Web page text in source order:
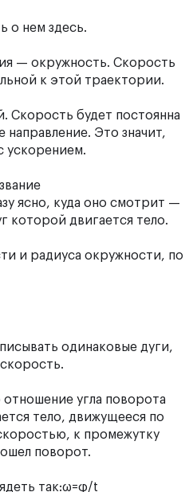
о нем здесь.
— окружность. Скорость
к этой траектории.
. Скорость будет постоянна
направление. Это значит,
ускорением.
ясно, куда оно смотрит —
которой двигается тело.
и радиуса окружности, по
одинаковые дуги,
угла поворота
тело, движущееся по
к промежутку
поворот.
так:ω=φ/t